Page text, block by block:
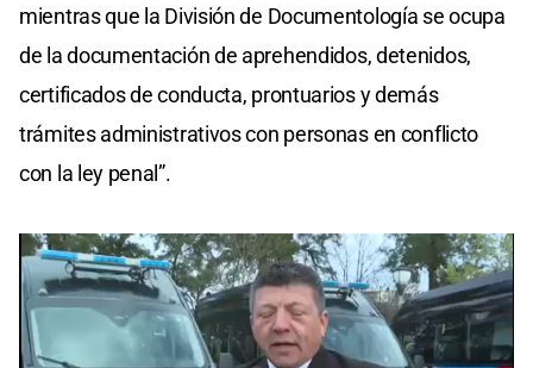
mientras que la División de Documentología se ocupa
de la documentación de aprehendidos, detenidos,
certificados de conducta, prontuarios y demás
trámites administrativos con personas en conflicto
con la ley penal”.